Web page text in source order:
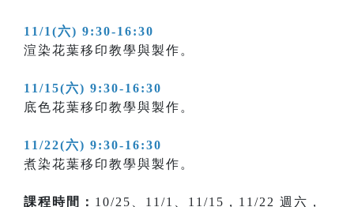
11/1(六) 9:30-16:30
渲染花葉移印教學與製作。
11/15(六) 9:30-16:30
底色花葉移印教學與製作。
11/22(六) 9:30-16:30
煮染花葉移印教學與製作。
課程時間： 10/25、11/1、11/15，11/22 週六，